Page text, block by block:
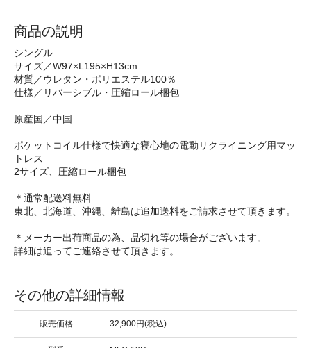
商品の説明
シングル
サイズ／W97×L195×H13cm
材質／ウレタン・ポリエステル100％
仕様／リバーシブル・圧縮ロール梱包
原産国／中国
ポケットコイル仕様で快適な寝心地の電動リクライニング用マッ
トレス
2サイズ、圧縮ロール梱包
＊通常配送料無料
東北、北海道、沖縄、離島は追加送料をご請求させて頂きます。
＊メーカー出荷商品の為、品切れ等の場合がございます。
詳細は追ってご連絡させて頂きます。
その他の詳細情報
販売価格 32,900円(税込)